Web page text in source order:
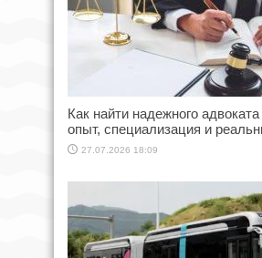
Как найти надежного
опыт, специализация и
27.07.2026 18:09